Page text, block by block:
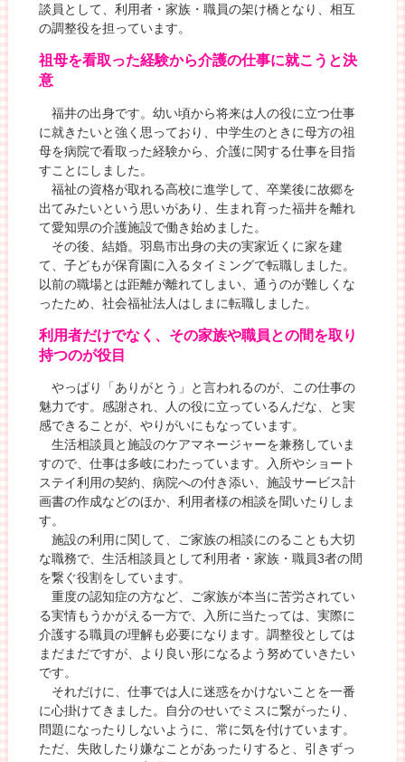
談員として、利用者・家族・職員の架け橋となり、相互
の調整役を担っています。
祖母を看取った経験から介護の仕事に就こうと決
意
福井の出身です。幼い頃から将来は人の役に立つ仕事
に就きたいと強く思っており、中学生のときに母方の祖
母を病院で看取った経験から、介護に関する仕事を目指
すことにしました。
福祉の資格が取れる高校に進学して、卒業後に故郷を
出てみたいという思いがあり、生まれ育った福井を離れ
て愛知県の介護施設で働き始めました。
その後、結婚。羽島市出身の夫の実家近くに家を建
て、子どもが保育園に入るタイミングで転職しました。
以前の職場とは距離が離れてしまい、通うのが難しくな
ったため、社会福祉法人はしまに転職しました。
利用者だけでなく、その家族や職員との間を取り
持つのが役目
やっぱり「ありがとう」と言われるのが、この仕事の
魅力です。感謝され、人の役に立っているんだな、と実
感できることが、やりがいにもなっています。
生活相談員と施設のケアマネージャーを兼務していま
すので、仕事は多岐にわたっています。入所やショート
ステイ利用の契約、病院への付き添い、施設サービス計
画書の作成などのほか、利用者様の相談を聞いたりしま
す。
施設の利用に関して、ご家族の相談にのることも大切
な職務で、生活相談員として利用者・家族・職員3者の間
を繋ぐ役割をしています。
重度の認知症の方など、ご家族が本当に苦労されてい
る実情もうかがえる一方で、入所に当たっては、実際に
介護する職員の理解も必要になります。調整役としては
まだまだですが、より良い形になるよう努めていきたい
です。
それだけに、仕事では人に迷惑をかけないことを一番
に心掛けてきました。自分のせいでミスに繋がったり、
問題になったりしないように、常に気を付けています。
ただ、失敗したり嫌なことがあったりすると、引きずっ